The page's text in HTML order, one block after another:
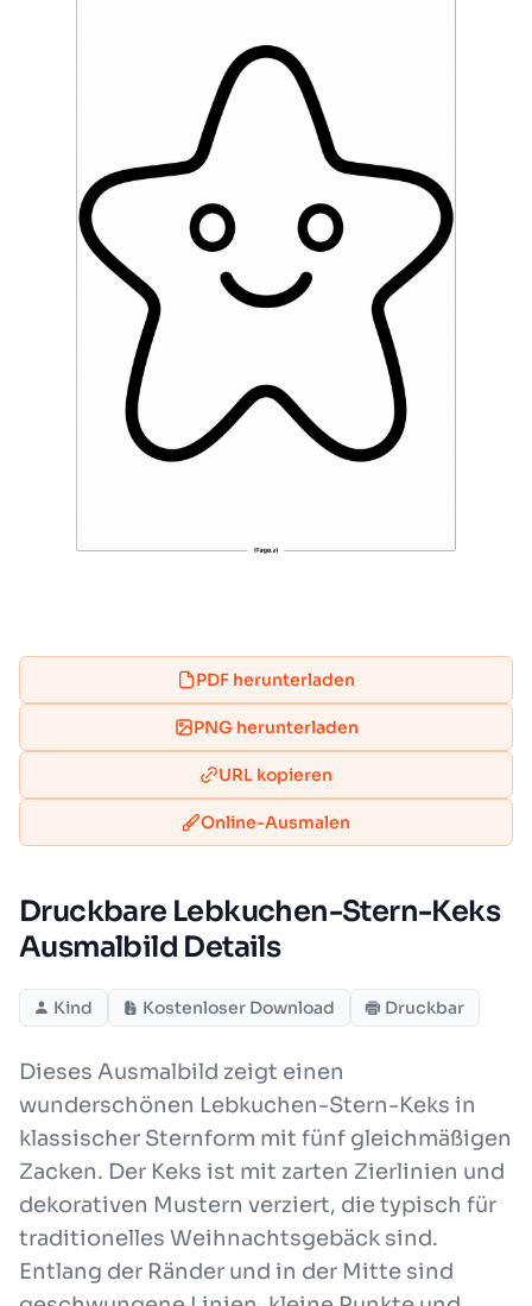
PDF herunterladen
PNG herunterladen
URL kopieren
Online-Ausmalen
Druckbare Lebkuchen-Stern-Keks
Ausmalbild Details
Kind Kostenloser Download Druckbar
Dieses Ausmalbild zeigt einen
wunderschönen Lebkuchen-Stern-Keks in
klassischer Sternform mit fünf gleichmäßigen
Zacken. Der Keks ist mit zarten Zierlinien und
dekorativen Mustern verziert, die typisch für
traditionelles Weihnachtsgebäck sind.
Entlang der Ränder und in der Mitte sind